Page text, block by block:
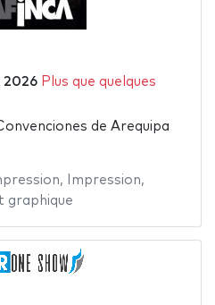
2026 Plus que quelques
de Arequipa
, Impression,
graphique